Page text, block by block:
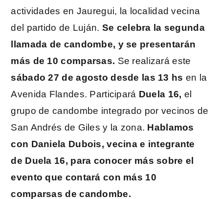
actividades en Jauregui, la localidad vecina
del partido de Luján. Se celebra la segunda
llamada de candombe, y se presentarán
más de 10 comparsas. Se realizará este
sábado 27 de agosto desde las 13 hs en la
Avenida Flandes. Participará Duela 16, el
grupo de candombe integrado por vecinos de
San Andrés de Giles y la zona. Hablamos
con Daniela Dubois, vecina e integrante
de Duela 16, para conocer más sobre el
evento que contará con más 10
comparsas de candombe.